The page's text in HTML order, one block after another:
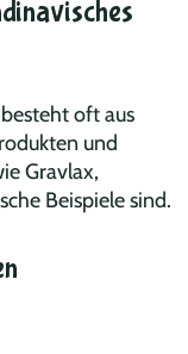
oft aus
und
Gravlax,
Beispiele sind.